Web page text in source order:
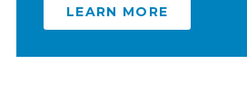
LEARN MORE